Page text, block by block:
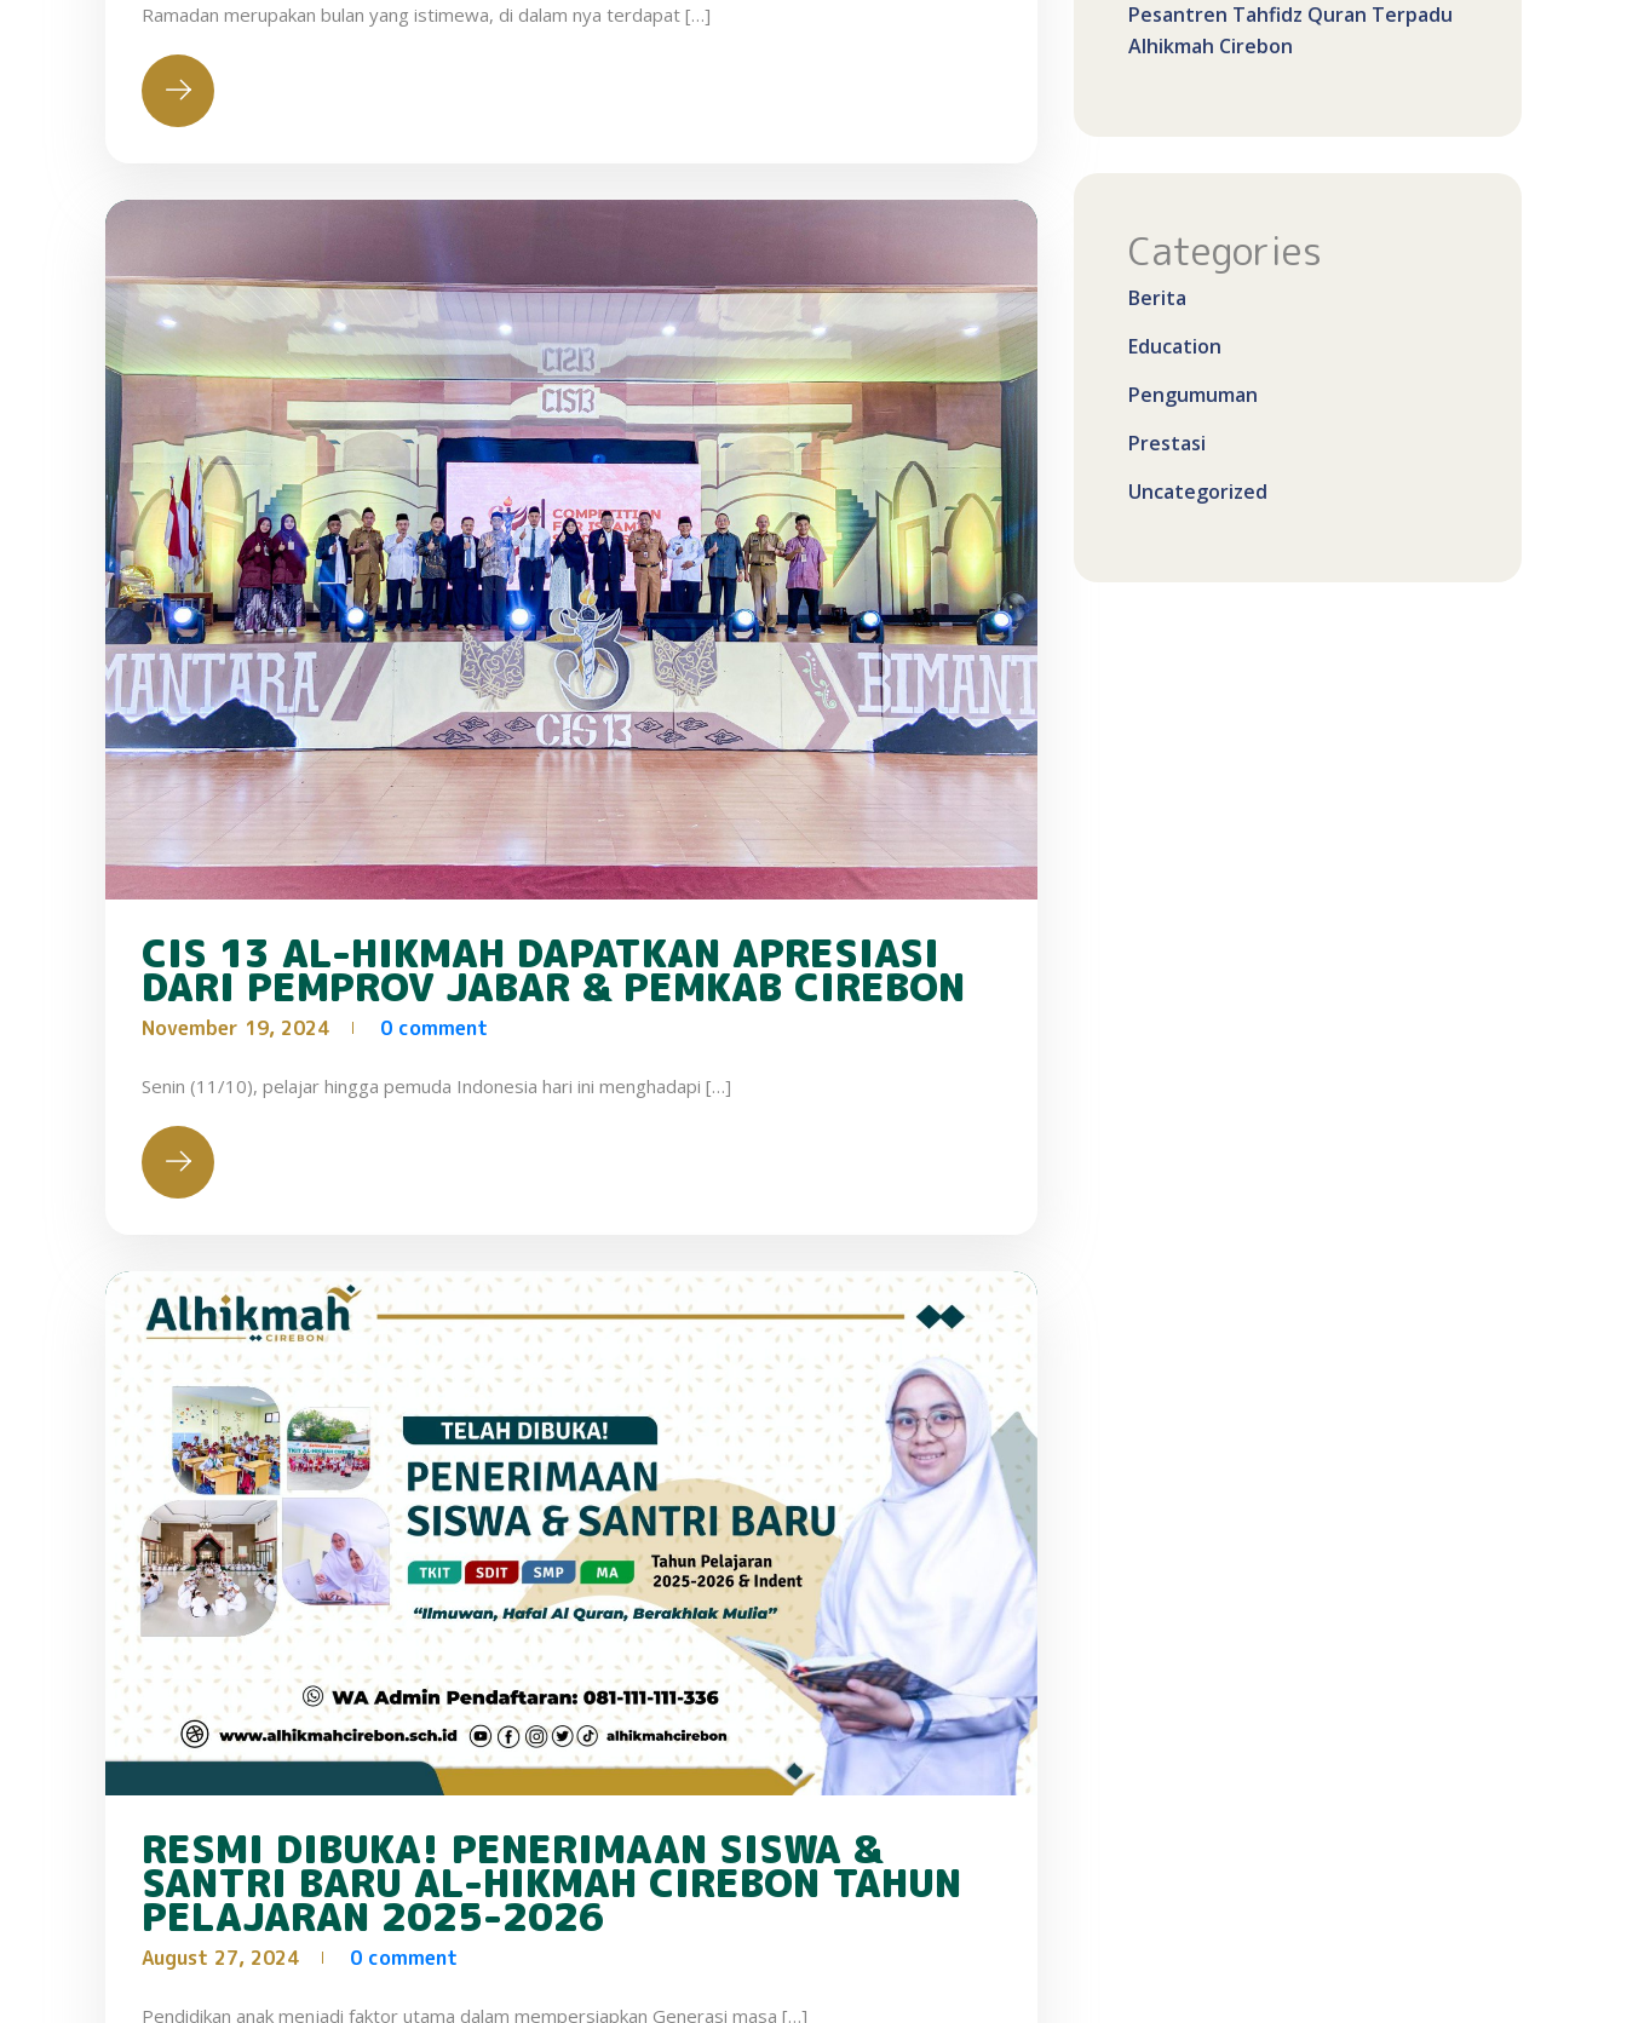
Ramadan merupakan bulan yang istimewa, di dalam nya terdapat […]
CIS 13 AL-HIKMAH DAPATKAN APRESIASI
DARI PEMPROV JABAR & PEMKAB CIREBON
November 19, 2024 0 comment
Senin (11/10), pelajar hingga pemuda Indonesia hari ini menghadapi […]
RESMI DIBUKA! PENERIMAAN SISWA &
SANTRI BARU AL-HIKMAH CIREBON TAHUN
PELAJARAN 2025-2026
August 27, 2024 0 comment
Pendidikan anak menjadi faktor utama dalam mempersiapkan Generasi masa […]
Pesantren Tahfidz Quran Terpadu
Alhikmah Cirebon
Categories
Berita
Education
Pengumuman
Prestasi
Uncategorized